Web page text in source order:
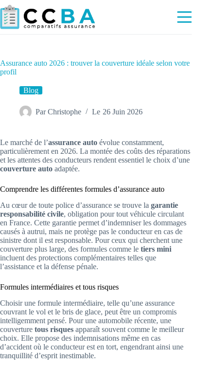
Passer
au
contenu
Assurance auto 2026 : trouver la couverture idéale selon votre
profil
Blog
Par Christophe Le 26 Juin 2026
Le marché de l’assurance auto évolue constamment,
particulièrement en 2026. La montée des coûts des réparations
et les attentes des conducteurs rendent essentiel le choix d’une
couverture auto adaptée.
Comprendre les différentes formules d’assurance auto
Au cœur de toute police d’assurance se trouve la garantie
responsabilité civile, obligation pour tout véhicule circulant
en France. Cette garantie permet d’indemniser les dommages
causés à autrui, mais ne protège pas le conducteur en cas de
sinistre dont il est responsable. Pour ceux qui cherchent une
couverture plus large, des formules comme le tiers mini
incluent des protections complémentaires telles que
l’assistance et la défense pénale.
Formules intermédiaires et tous risques
Choisir une formule intermédiaire, telle qu’une assurance
couvrant le vol et le bris de glace, peut être un compromis
intelligemment pensé. Pour une automobile récente, une
couverture tous risques apparaît souvent comme le meilleur
choix. Elle propose des indemnisations même en cas
d’accident où le conducteur est en tort, engendrant ainsi une
tranquillité d’esprit inestimable.